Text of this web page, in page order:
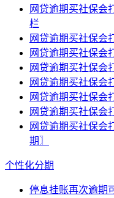
网贷逾期买社保会
栏
网贷逾期买社保会
网贷逾期买社保会
网贷逾期买社保会
网贷逾期买社保会
网贷逾期买社保会
网贷逾期买社保会
网贷逾期买社保会
期〗
个性化分期
停息挂账再次逾期